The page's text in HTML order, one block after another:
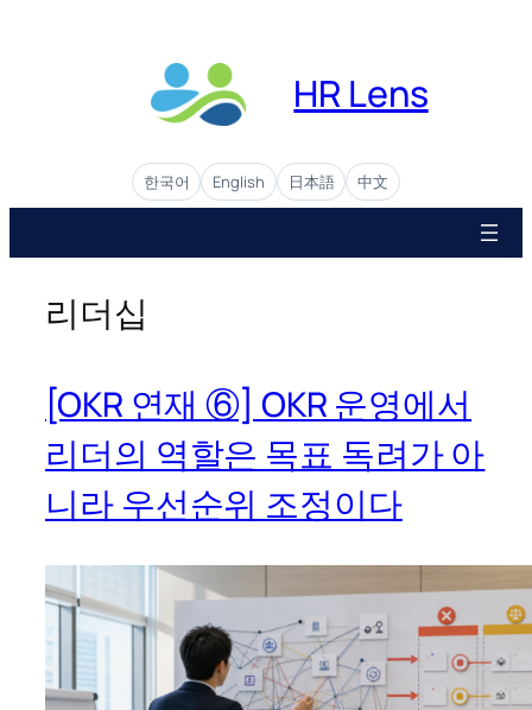
가
HR Lens
한국어 English 日本語 中文
리더십
[OKR 연재 ⑥] OKR 운영에서
리더의 역할은 목표 독려가 아
니라 우선순위 조정이다